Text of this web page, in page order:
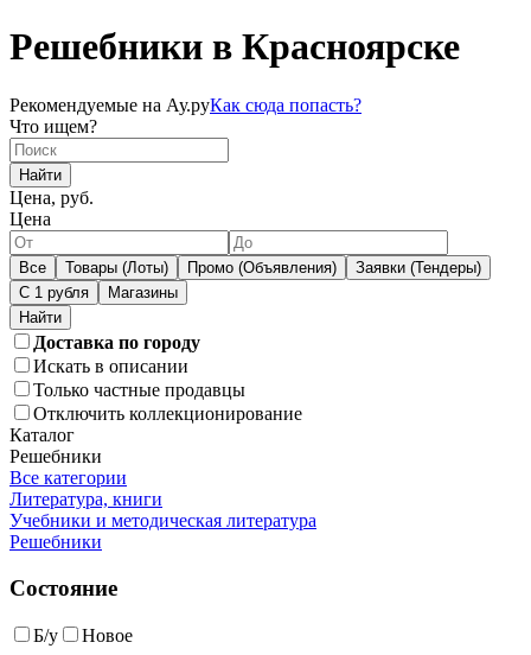
Решебники в Красноярске
Рекомендуемые на Ау.руКак сюда попасть?
Что ищем?
Найти
Цена, руб.
Цена
Все Товары (Лоты) Промо (Объявления)
Заявки (Тендеры)
С 1 рубля
Магазины
Доставка по городу
Искать в описании
Только частные продавцы
Отключить коллекционирование
Каталог
Решебники
Все категории
Литература, книги
Учебники и методическая литература
Решебники
Состояние
Б/у Новое